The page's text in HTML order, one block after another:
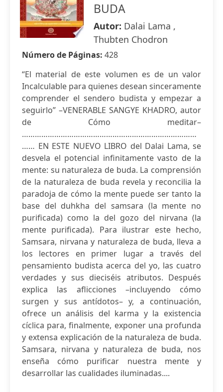
BUDA
Autor: Dalai Lama ,
Thubten Chodron
Número de Páginas: 428
“El material de este volumen es de un valor
Incalculable para quienes desean sinceramente
comprender el sendero budista y empezar a
seguirlo” –VENERABLE SANGYE KHADRO, autor
de Cómo meditar–
………………………………………………………………………
…… EN ESTE NUEVO LIBRO del Dalai Lama, se
desvela el potencial infinitamente vasto de la
mente: su naturaleza de buda. La comprensión
de la naturaleza de buda revela y reconcilia la
paradoja de cómo la mente puede ser tanto la
base del duhkha del samsara (la mente no
purificada) como la del gozo del nirvana (la
mente purificada). Para ilustrar este hecho,
Samsara, nirvana y naturaleza de buda, lleva a
los lectores en primer lugar a través del
pensamiento budista acerca del yo, las cuatro
verdades y sus dieciséis atributos. Después
explica las aflicciones –incluyendo cómo
surgen y sus antídotos– y, a continuación,
ofrece un análisis del karma y la existencia
cíclica para, finalmente, exponer una profunda
y extensa explicación de la naturaleza de buda.
Samsara, nirvana y naturaleza de buda, nos
enseña cómo purificar nuestra mente y
desarrollar las cualidades iluminadas....